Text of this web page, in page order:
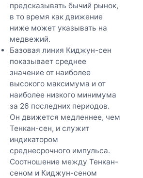
предсказывать бычий рынок,
в то время как движение
ниже может указывать на
медвежий.
Базовая линия Киджун-сен
показывает среднее
значение от наиболее
высокого максимума и от
наиболее низкого минимума
за 26 последних периодов.
Он движется медленнее, чем
Тенкан-сен, и служит
индикатором
среднесрочного импульса.
Соотношение между Тенкан-
сеном и Киджун-сеном